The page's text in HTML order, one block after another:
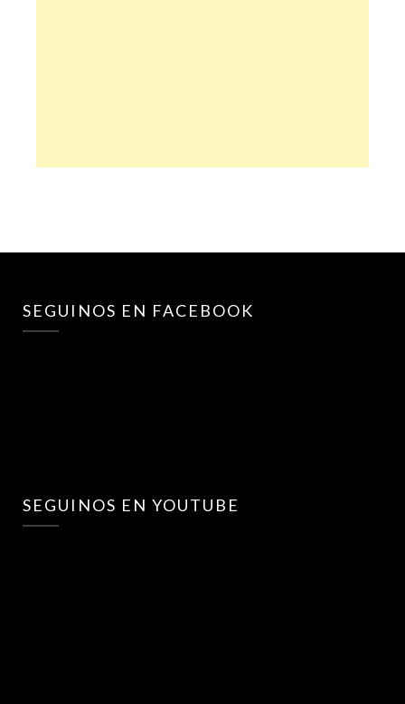
SEGUINOS EN FACEBOOK
SEGUINOS EN YOUTUBE